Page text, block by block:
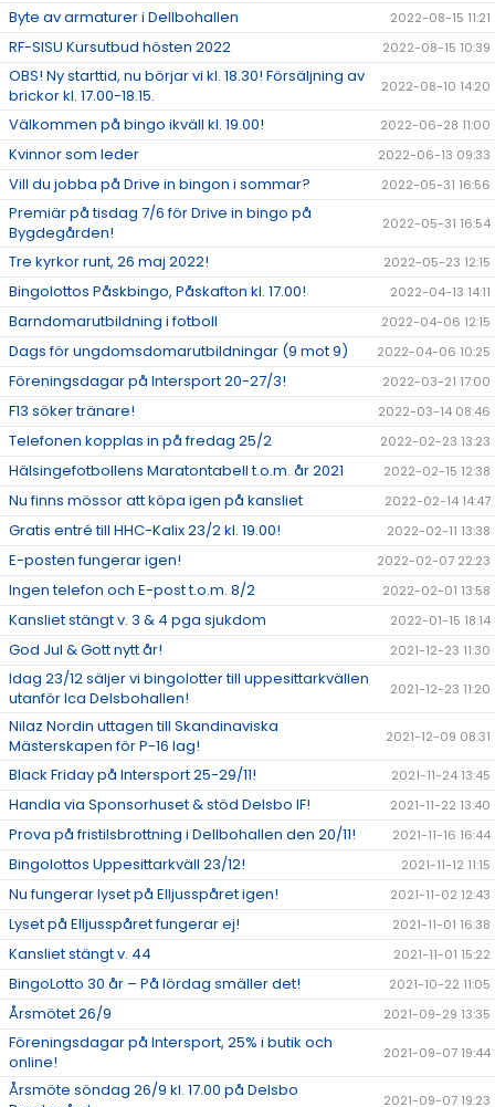
Byte av armaturer i Dellbohallen 2022-08-15 11:21
RF-SISU Kursutbud hösten 2022 2022-08-15 10:39
OBS! Ny starttid, nu börjar vi kl. 18.30! Försäljning av
brickor kl. 17.00-18.15.
2022-08-10 14:20
Välkommen på bingo ikväll kl. 19.00! 2022-06-28 11:00
Kvinnor som leder 2022-06-13 09:33
Vill du jobba på Drive in bingon i sommar? 2022-05-31 16:56
Premiär på tisdag 7/6 för Drive in bingo på
Bygdegården!
2022-05-31 16:54
Tre kyrkor runt, 26 maj 2022! 2022-05-23 12:15
Bingolottos Påskbingo, Påskafton kl. 17.00! 2022-04-13 14:11
Barndomarutbildning i fotboll 2022-04-06 12:15
Dags för ungdomsdomarutbildningar (9 mot 9) 2022-04-06 10:25
Föreningsdagar på Intersport 20-27/3! 2022-03-21 17:00
F13 söker tränare! 2022-03-14 08:46
Telefonen kopplas in på fredag 25/2 2022-02-23 13:23
Hälsingefotbollens Maratontabell t.o.m. år 2021 2022-02-15 12:38
Nu finns mössor att köpa igen på kansliet 2022-02-14 14:47
Gratis entré till HHC-Kalix 23/2 kl. 19.00! 2022-02-11 13:38
E-posten fungerar igen! 2022-02-07 22:23
Ingen telefon och E-post t.o.m. 8/2 2022-02-01 13:58
Kansliet stängt v. 3 & 4 pga sjukdom 2022-01-15 18:14
God Jul & Gott nytt år! 2021-12-23 11:30
Idag 23/12 säljer vi bingolotter till uppesittarkvällen
utanför Ica Delsbohallen!
2021-12-23 11:20
Nilaz Nordin uttagen till Skandinaviska
Mästerskapen för P-16 lag!
2021-12-09 08:31
Black Friday på Intersport 25-29/11! 2021-11-24 13:45
Handla via Sponsorhuset & stöd Delsbo IF! 2021-11-22 13:40
Prova på fristilsbrottning i Dellbohallen den 20/11! 2021-11-16 16:44
Bingolottos Uppesittarkväll 23/12! 2021-11-12 11:15
Nu fungerar lyset på Elljusspåret igen! 2021-11-02 12:43
Lyset på Elljusspåret fungerar ej! 2021-11-01 16:38
Kansliet stängt v. 44 2021-11-01 15:22
BingoLotto 30 år – På lördag smäller det! 2021-10-22 11:05
Årsmötet 26/9 2021-09-29 13:35
Föreningsdagar på Intersport, 25% i butik och
online!
2021-09-07 19:44
Årsmöte söndag 26/9 kl. 17.00 på Delsbo
2021-09-07 19:23